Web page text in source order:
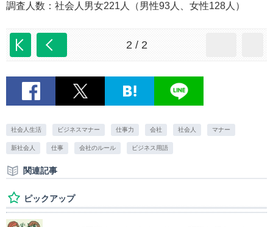
調査人数：社会人男女221人（男性93人、女性128人）
2 / 2
社会人生活 ビジネスマナー 仕事力 会社 社会人 マナー
新社会人 仕事 会社のルール ビジネス用語
関連記事
ピックアップ